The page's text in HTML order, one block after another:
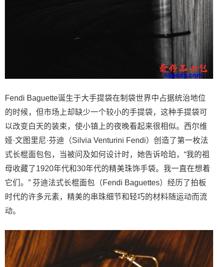
Fendi Baguette诞生于大手提袋在制袋世界中占据统治地位
的时候，但市场上却缺少一个较小的手提袋，这种手提袋可
以改变白天的装束，使小镇上的夜晚看起来很相似。西尔维
娅·文图里尼·芬迪（Silvia Venturini Fendi）创造了第一枚法
式长棍面包包，当被问及如何设计时，她告诉哈珀，“我的祖
母收藏了1920年代和30年代的精美珠饰手袋。我一直在想着
它们。” 芬迪法式长棍面包（Fendi Baguettes）经历了拍板
时代的许多元素，精美的串珠细节和轻巧的材料随运动而流
动。